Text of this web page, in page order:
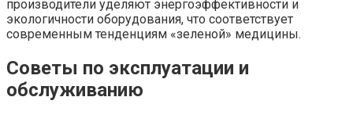
производители уделяют энергоэффективности и
экологичности оборудования, что соответствует
современным тенденциям «зеленой» медицины.
Советы по эксплуатации и
обслуживанию